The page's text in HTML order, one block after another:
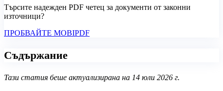
Търсите надежден PDF четец за документи от законни
източници?
ПРОБВАЙТЕ MOBIPDF
Съдържание
Тази статия беше актуализирана на 14 юли 2026 г.